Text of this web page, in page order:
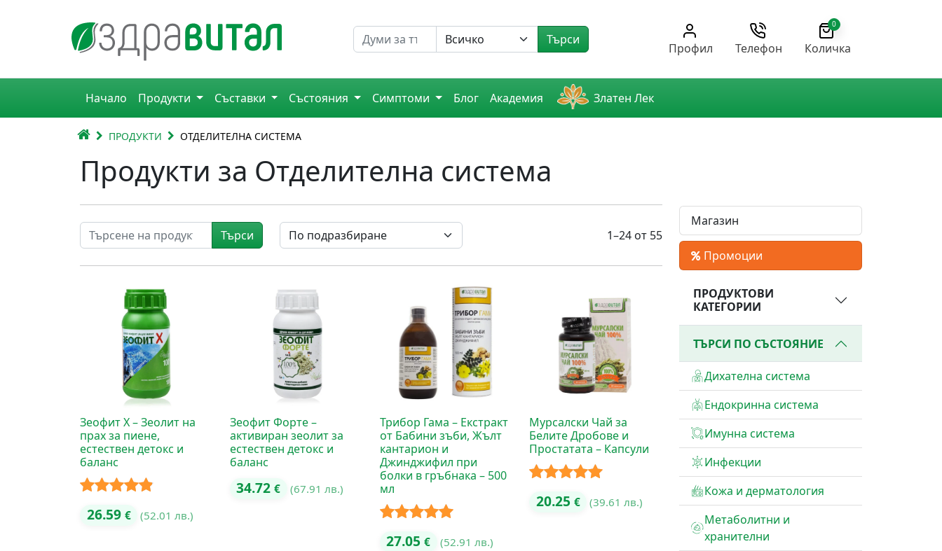
Горна навигация
Търсене на Търси
Профил Телефон
0
Количка
Главна навигация
Начало Продукти Съставки Състояния Симптоми Блог Академия Златен Лек
НАЧАЛОПРОДУКТИ ОТДЕЛИТЕЛНА СИСТЕМА
Продукти за Отделителна система
1–24 от 55
Търси
Зеофит Х – Зеолит на
прах за пиене,
естествен детокс и
баланс
Оценено с
26.59 € (52.01 лв.)
Зеофит Форте –
активиран зеолит за
естествен детокс и
баланс
34.72€ (67.91 лв.)
Трибор Гама – Екстракт
от Бабини зъби, Жълт
кантарион и
Джинджифил при
болки в гръбнака – 500
мл
Оценено с
27.05€ (52.91 лв.)
Мурсалски Чай за
Белите Дробове и
Простатата – Капсули
Оценено с
20.25 € (39.61 лв.)
Магазин
Промоции
ПРОДУКТОВИ
КАТЕГОРИИ
ТЪРСИ ПО СЪСТОЯНИЕ
Дихателна система
Ендокринна система
Имунна система
Инфекции
Кожа и дерматология
Метаболитни и
хранителни